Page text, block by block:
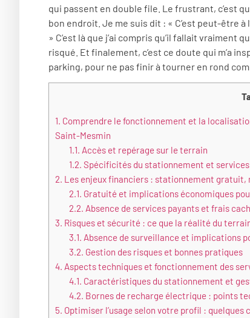
qui passent en double file. Le frustrant, c’est
bon endroit. Je me suis dit : « C’est peut-être
» C’est là que j’ai compris qu’il fallait vraiment
risqué. Et finalement, c’est ce doute qui m’a
parking, pour ne pas finir à tourner en rond
1. Comprendre le fonctionnement et la
Saint-Mesmin
1.1. Accès et repérage sur le terrain
1.2. Spécificités du stationnement et
2. Les enjeux financiers : stationnement gratuit,
2.1. Gratuité et implications économiques
2.2. Absence de services payants et frais
3. Risques et sécurité : ce que la réalité du
3.1. Absence de surveillance et implications
3.2. Gestion des risques et bonnes pratiques
4. Aspects techniques et fonctionnement des
4.1. Caractéristiques du stationnement et
4.2. Bornes de recharge électrique : points
5. Optimiser l’usage selon votre profil : quelques